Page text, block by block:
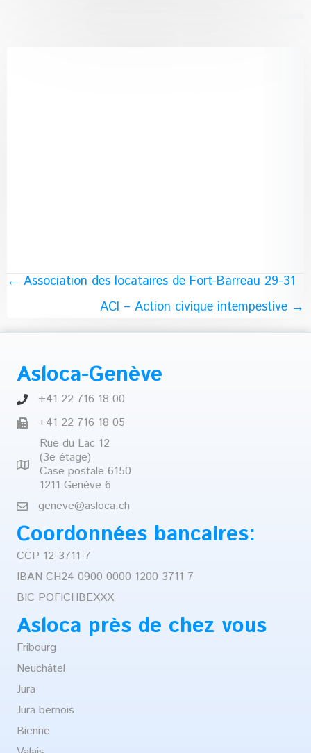
Posts
navigation
← Association des locataires de Fort-Barreau 29-31
ACI – Action civique intempestive →
Asloca-Genève
+41 22 716 18 00
+41 22 716 18 05
Rue du Lac 12
(3e étage)
Case postale 6150
1211 Genève 6
geneve@asloca.ch
Coordonnées bancaires:
CCP 12-3711-7
IBAN CH24 0900 0000 1200 3711 7
BIC POFICHBEXXX
Asloca près de chez vous
Fribourg
Neuchâtel
Jura
Jura bernois
Bienne